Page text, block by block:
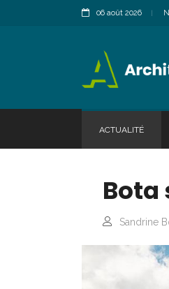
06 août 2026
ACTUALITÉ
Bota
Sandrine